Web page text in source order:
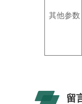
其他参数
留